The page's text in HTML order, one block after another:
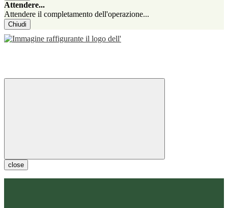
Attendere...
Attendere il completamento dell'operazione...
Chiudi
close